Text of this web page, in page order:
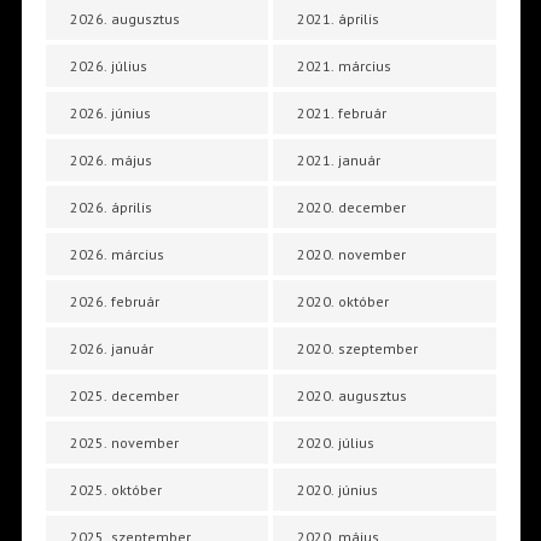
2026. augusztus
2026. július
2026. június
2026. május
2026. április
2026. március
2026. február
2026. január
2025. december
2025. november
2025. október
2025. szeptember
2021. április
2021. március
2021. február
2021. január
2020. december
2020. november
2020. október
2020. szeptember
2020. augusztus
2020. július
2020. június
2020. május